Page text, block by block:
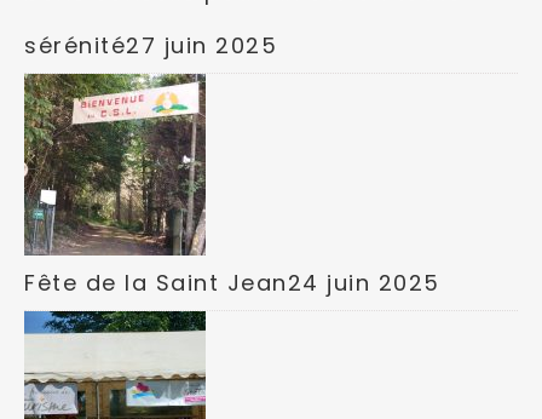
sérénité27 juin 2025
Fête de la Saint Jean24 juin 2025